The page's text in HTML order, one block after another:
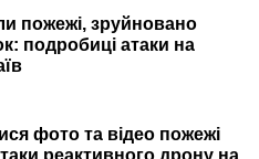
пожежі, зруйновано
подробиці атаки на
фото та відео пожежі
реактивного дрону на